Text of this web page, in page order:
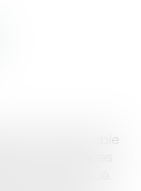
d’un immeuble
deux pièces
vendu loué.